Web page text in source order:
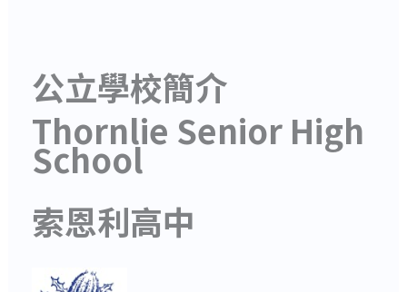
公立學校簡介
Thornlie Senior High
School
索恩利高中